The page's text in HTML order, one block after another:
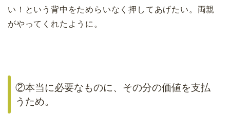
い！という背中をためらいなく押してあげたい。両親
がやってくれたように。
②本当に必要なものに、その分の価値を支払
うため。